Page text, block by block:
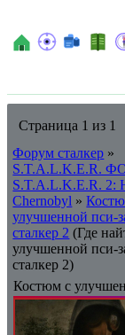
Страница 1 из 1
Форум сталкер »
S.T.A.L.K.E.R.
S.T.A.L.K.E.R. 2:
Chernobyl »
улучшенной пси-
сталкер 2 (Где
улучшенной пси-
сталкер 2)
Костюм с